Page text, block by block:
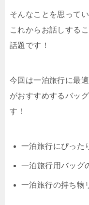
そんなことを思って
これからお話しする
話題です！
今回は一泊旅行に最
がおすすめするバッ
す！
一泊旅行にぴった
一泊旅行用バッグ
一泊旅行の持ち物